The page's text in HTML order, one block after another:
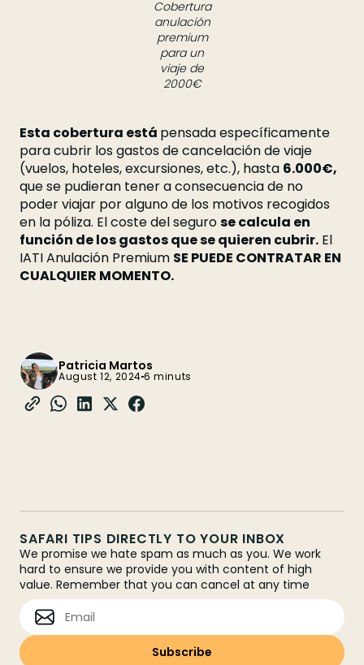
Cobertura
anulación
premium
para un
viaje de
2000€
Esta cobertura está pensada específicamente
para cubrir los gastos de cancelación de viaje
(vuelos, hoteles, excursiones, etc.), hasta 6.000€,
que se pudieran tener a consecuencia de no
poder viajar por alguno de los motivos recogidos
en la póliza. El coste del segurose calcula en
función de los gastos que se quieren cubrir. El
IATI Anulación Premium SE PUEDE CONTRATAR EN
CUALQUIER MOMENTO.
Patricia Martos
August 12, 2024 6 minuts
SAFARI TIPS DIRECTLY TO YOUR INBOX
We promise we hate spam as much as you. We work
hard to ensure we provide you with content of high
value. Remember that you can cancel at any time